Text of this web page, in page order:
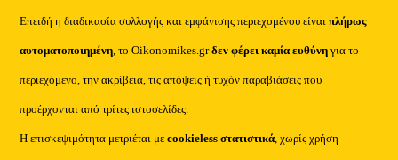
Επειδή η διαδικασία συλλογής και εμφάνισης περιεχομένου είναιπλήρως
αυτοματοποιημένη, το Oikonomikes.grδεν φέρει καμία ευθύνη για το
περιεχόμενο, την ακρίβεια, τις απόψεις ή τυχόν παραβιάσεις που
προέρχονται από τρίτες ιστοσελίδες.
Η επισκεψιμότητα μετριέται μεcookieless στατιστικά, χωρίς χρήση